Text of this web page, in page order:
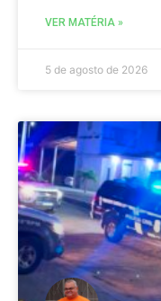
VER MATÉRIA »
5 de agosto de 2026